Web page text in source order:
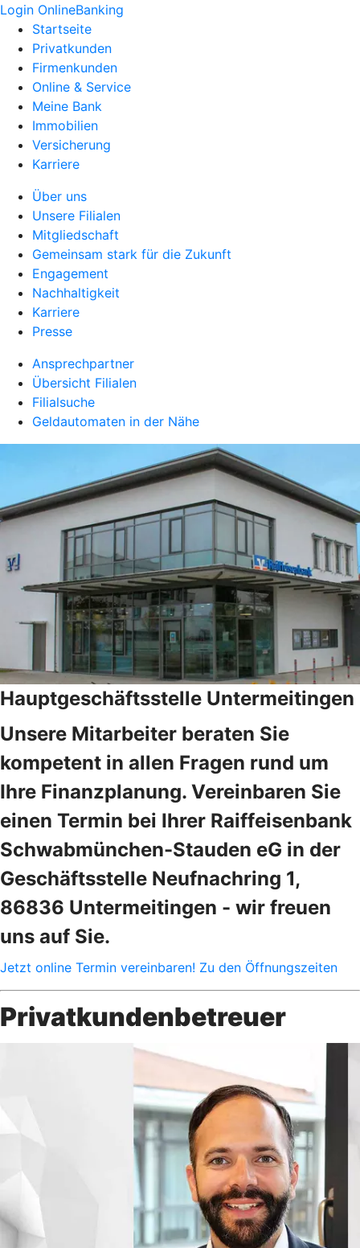
Login OnlineBanking
Startseite
Privatkunden
Firmenkunden
Online & Service
Meine Bank
Immobilien
Versicherung
Karriere
Über uns
Unsere Filialen
Mitgliedschaft
Gemeinsam stark für die Zukunft
Engagement
Nachhaltigkeit
Karriere
Presse
Ansprechpartner
Übersicht Filialen
Filialsuche
Geldautomaten in der Nähe
Hauptgeschäftsstelle Untermeitingen
Unsere Mitarbeiter beraten Sie
kompetent in allen Fragen rund um
Ihre Finanzplanung. Vereinbaren Sie
einen Termin bei Ihrer Raiffeisenbank
Schwabmünchen-Stauden eG in der
Geschäftsstelle Neufnachring 1,
86836 Untermeitingen - wir freuen
uns auf Sie.
Jetzt online Termin vereinbaren! Zu den Öffnungszeiten
Privatkundenbetreuer